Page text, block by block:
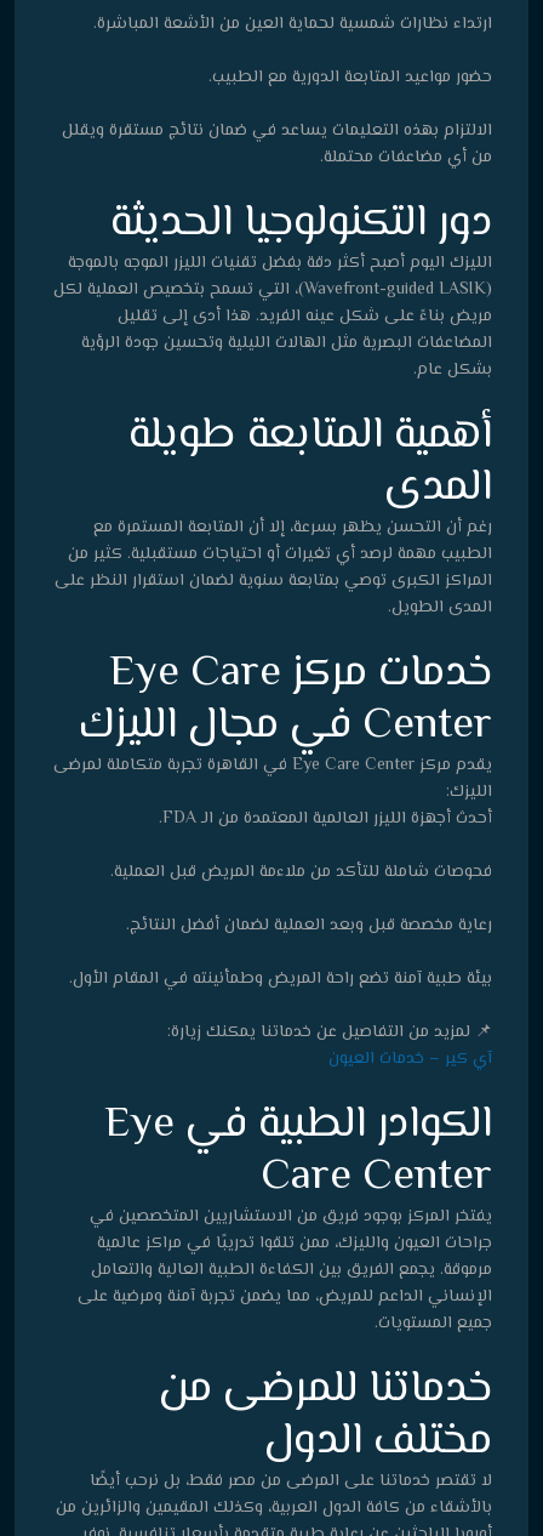
ارتداء نظارات شمسية لحماية العين من الأشعة المباشرة.
حضور مواعيد المتابعة الدورية مع الطبيب.
الالتزام بهذه التعليمات يساعد في ضمان نتائج مستقرة ويقلل
من أي مضاعفات محتملة.
دور التكنولوجيا الحديثة
الليزك اليوم أصبح أكثر دقة بفضل تقنيات الليزر الموجه بالموجة
(Wavefront-guided LASIK)، التي تسمح بتخصيص العملية لكل
مريض بناءً على شكل عينه الفريد. هذا أدى إلى تقليل
المضاعفات البصرية مثل الهالات الليلية وتحسين جودة الرؤية
بشكل عام.
أهمية المتابعة طويلة
المدى
رغم أن التحسن يظهر بسرعة، إلا أن المتابعة المستمرة مع
الطبيب مهمة لرصد أي تغيرات أو احتياجات مستقبلية. كثير من
المراكز الكبرى توصي بمتابعة سنوية لضمان استقرار النظر على
المدى الطويل.
خدمات مركز Eye Care
Center في مجال الليزك
يقدم مركز Eye Care Center في القاهرة تجربة متكاملة لمرضى
الليزك:
أحدث أجهزة الليزر العالمية المعتمدة من الـ FDA.
فحوصات شاملة للتأكد من ملاءمة المريض قبل العملية.
رعاية مخصصة قبل وبعد العملية لضمان أفضل النتائج.
بيئة طبية آمنة تضع راحة المريض وطمأنينته في المقام الأول.
📌 لمزيد من التفاصيل عن خدماتنا يمكنك زيارة:
آي كير – خدمات العيون
الكوادر الطبية في Eye
Care Center
يفتخر المركز بوجود فريق من الاستشاريين المتخصصين في
جراحات العيون والليزك، ممن تلقوا تدريبًا في مراكز عالمية
مرموقة. يجمع الفريق بين الكفاءة الطبية العالية والتعامل
الإنساني الداعم للمريض، مما يضمن تجربة آمنة ومرضية على
جميع المستويات.
خدماتنا للمرضى من
مختلف الدول
لا تقتصر خدماتنا على المرضى من مصر فقط، بل نرحب أيضًا
بالأشقاء من كافة الدول العربية، وكذلك المقيمين والزائرين من